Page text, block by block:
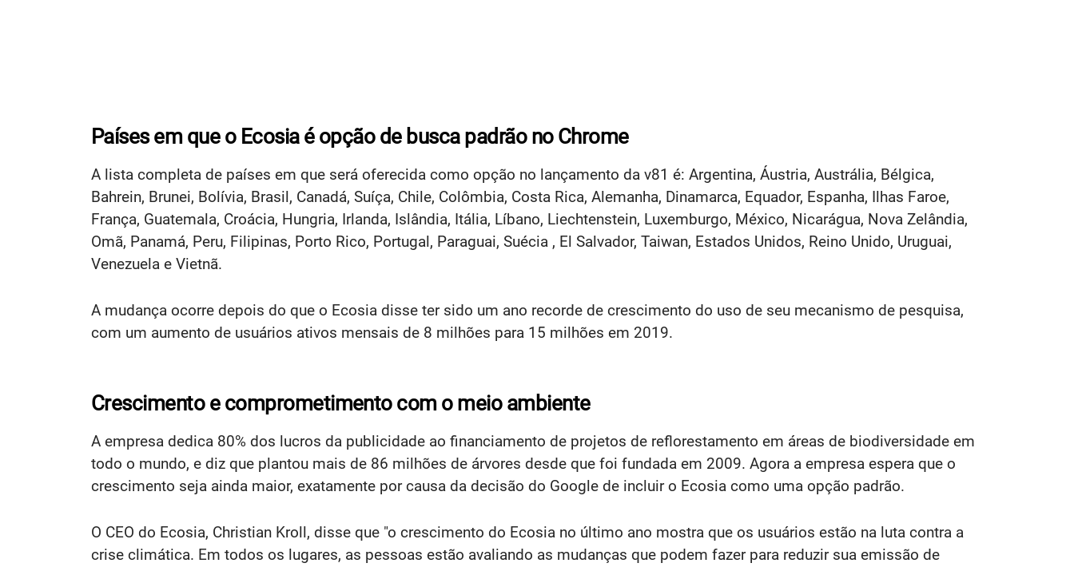
Países em que o Ecosia é opção de busca padrão no Chrome
A lista completa de países em que será oferecida como opção no lançamento da v81 é: Argentina, Áustria, Austrália, Bélgica,
Bahrein, Brunei, Bolívia, Brasil, Canadá, Suíça, Chile, Colômbia, Costa Rica, Alemanha, Dinamarca, Equador, Espanha, Ilhas Faroe,
França, Guatemala, Croácia, Hungria, Irlanda, Islândia, Itália, Líbano, Liechtenstein, Luxemburgo, México, Nicarágua, Nova Zelândia,
Omã, Panamá, Peru, Filipinas, Porto Rico, Portugal, Paraguai, Suécia , El Salvador, Taiwan, Estados Unidos, Reino Unido, Uruguai,
Venezuela e Vietnã.
A mudança ocorre depois do que o Ecosia disse ter sido um ano recorde de crescimento do uso de seu mecanismo de pesquisa,
com um aumento de usuários ativos mensais de 8 milhões para 15 milhões em 2019.
Crescimento e comprometimento com o meio ambiente
A empresa dedica 80% dos lucros da publicidade ao financiamento de projetos de reflorestamento em áreas de biodiversidade em
todo o mundo, e diz que plantou mais de 86 milhões de árvores desde que foi fundada em 2009. Agora a empresa espera que o
crescimento seja ainda maior, exatamente por causa da decisão do Google de incluir o Ecosia como uma opção padrão.
O CEO do Ecosia, Christian Kroll, disse que "o crescimento do Ecosia no último ano mostra que os usuários estão na luta contra a
crise climática. Em todos os lugares, as pessoas estão avaliando as mudanças que podem fazer para reduzir sua emissão de